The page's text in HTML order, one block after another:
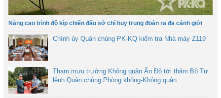
Nâng cao trình độ kíp chiến đấu sở chỉ huy trung đoàn ra đa cảnh giới
Chính ủy Quân chủng PK-KQ kiểm tra Nhà máy Z119
Tham mưu trưởng Không quân Ấn Độ tới thăm Bộ Tư
lệnh Quân chủng Phòng không-Không quân